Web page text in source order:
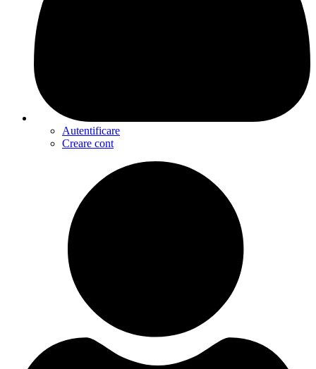
Autentificare
Creare cont